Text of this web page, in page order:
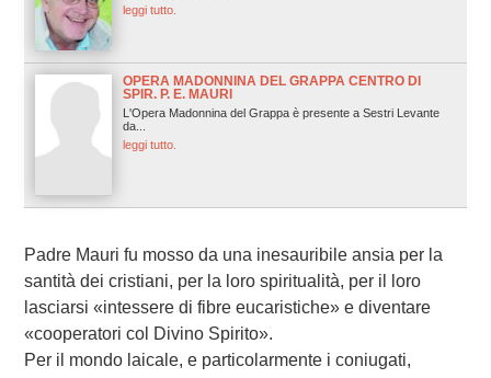
leggi tutto.
OPERA MADONNINA DEL GRAPPA CENTRO DI
SPIR. P. E. MAURI
L'Opera Madonnina del Grappa è presente a Sestri Levante
da...
leggi tutto.
Padre Mauri fu mosso da una inesauribile ansia per la
santità dei cristiani, per la loro spiritualità, per il loro
lasciarsi «intessere di fibre eucaristiche» e diventare
«cooperatori col Divino Spirito».
Per il mondo laicale, e particolarmente i coniugati,